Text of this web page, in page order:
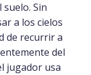
Sin
a los cielos
de recurrir a
del
jugador usa